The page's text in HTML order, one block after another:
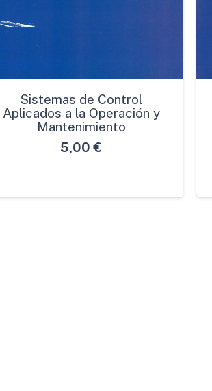
Sistemas de Control
Aplicados a la Operación y
Mantenimiento
5,00 €